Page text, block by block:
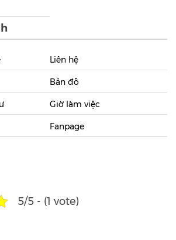
Liên hệ
Bản đồ
Giờ làm việc
Fanpage
5/5 - (1 vote)